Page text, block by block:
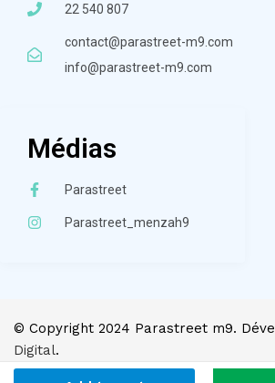
22 540 807
contact@parastreet-m9.com
info@parastreet-m9.com
Médias
Parastreet
Parastreet_menzah9
© Copyright 2024 Parastreet m9.
Digital.